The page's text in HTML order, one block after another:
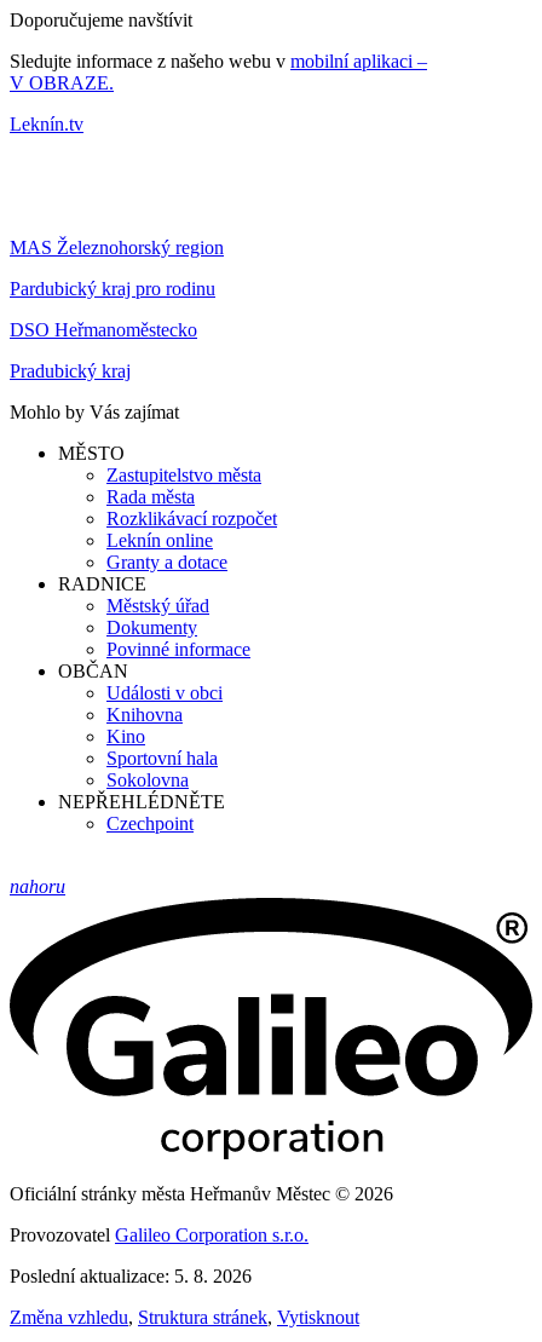
Doporučujeme navštívit
Sledujte informace z našeho webu v mobilní aplikaci –
V OBRAZE.
Leknín.tv
MAS Železnohorský region
Pardubický kraj pro rodinu
DSO Heřmanoměstecko
Pradubický kraj
Mohlo by Vás zajímat
MĚSTO
Zastupitelstvo města
Rada města
Rozklikávací rozpočet
Leknín online
Granty a dotace
RADNICE
Městský úřad
Dokumenty
Povinné informace
OBČAN
Události v obci
Knihovna
Kino
Sportovní hala
Sokolovna
NEPŘEHLÉDNĚTE
Czechpoint
nahoru
Oficiální stránky města Heřmanův Městec © 2026
Provozovatel Galileo Corporation s.r.o.
Poslední aktualizace: 5. 8. 2026
Změna vzhledu, Struktura stránek, Vytisknout